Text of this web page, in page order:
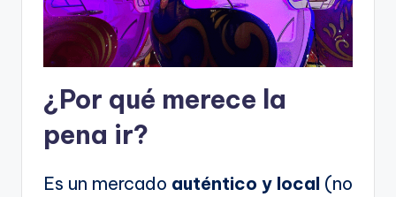
¿Por qué merece la
pena ir?
Es un mercado auténtico y local (no